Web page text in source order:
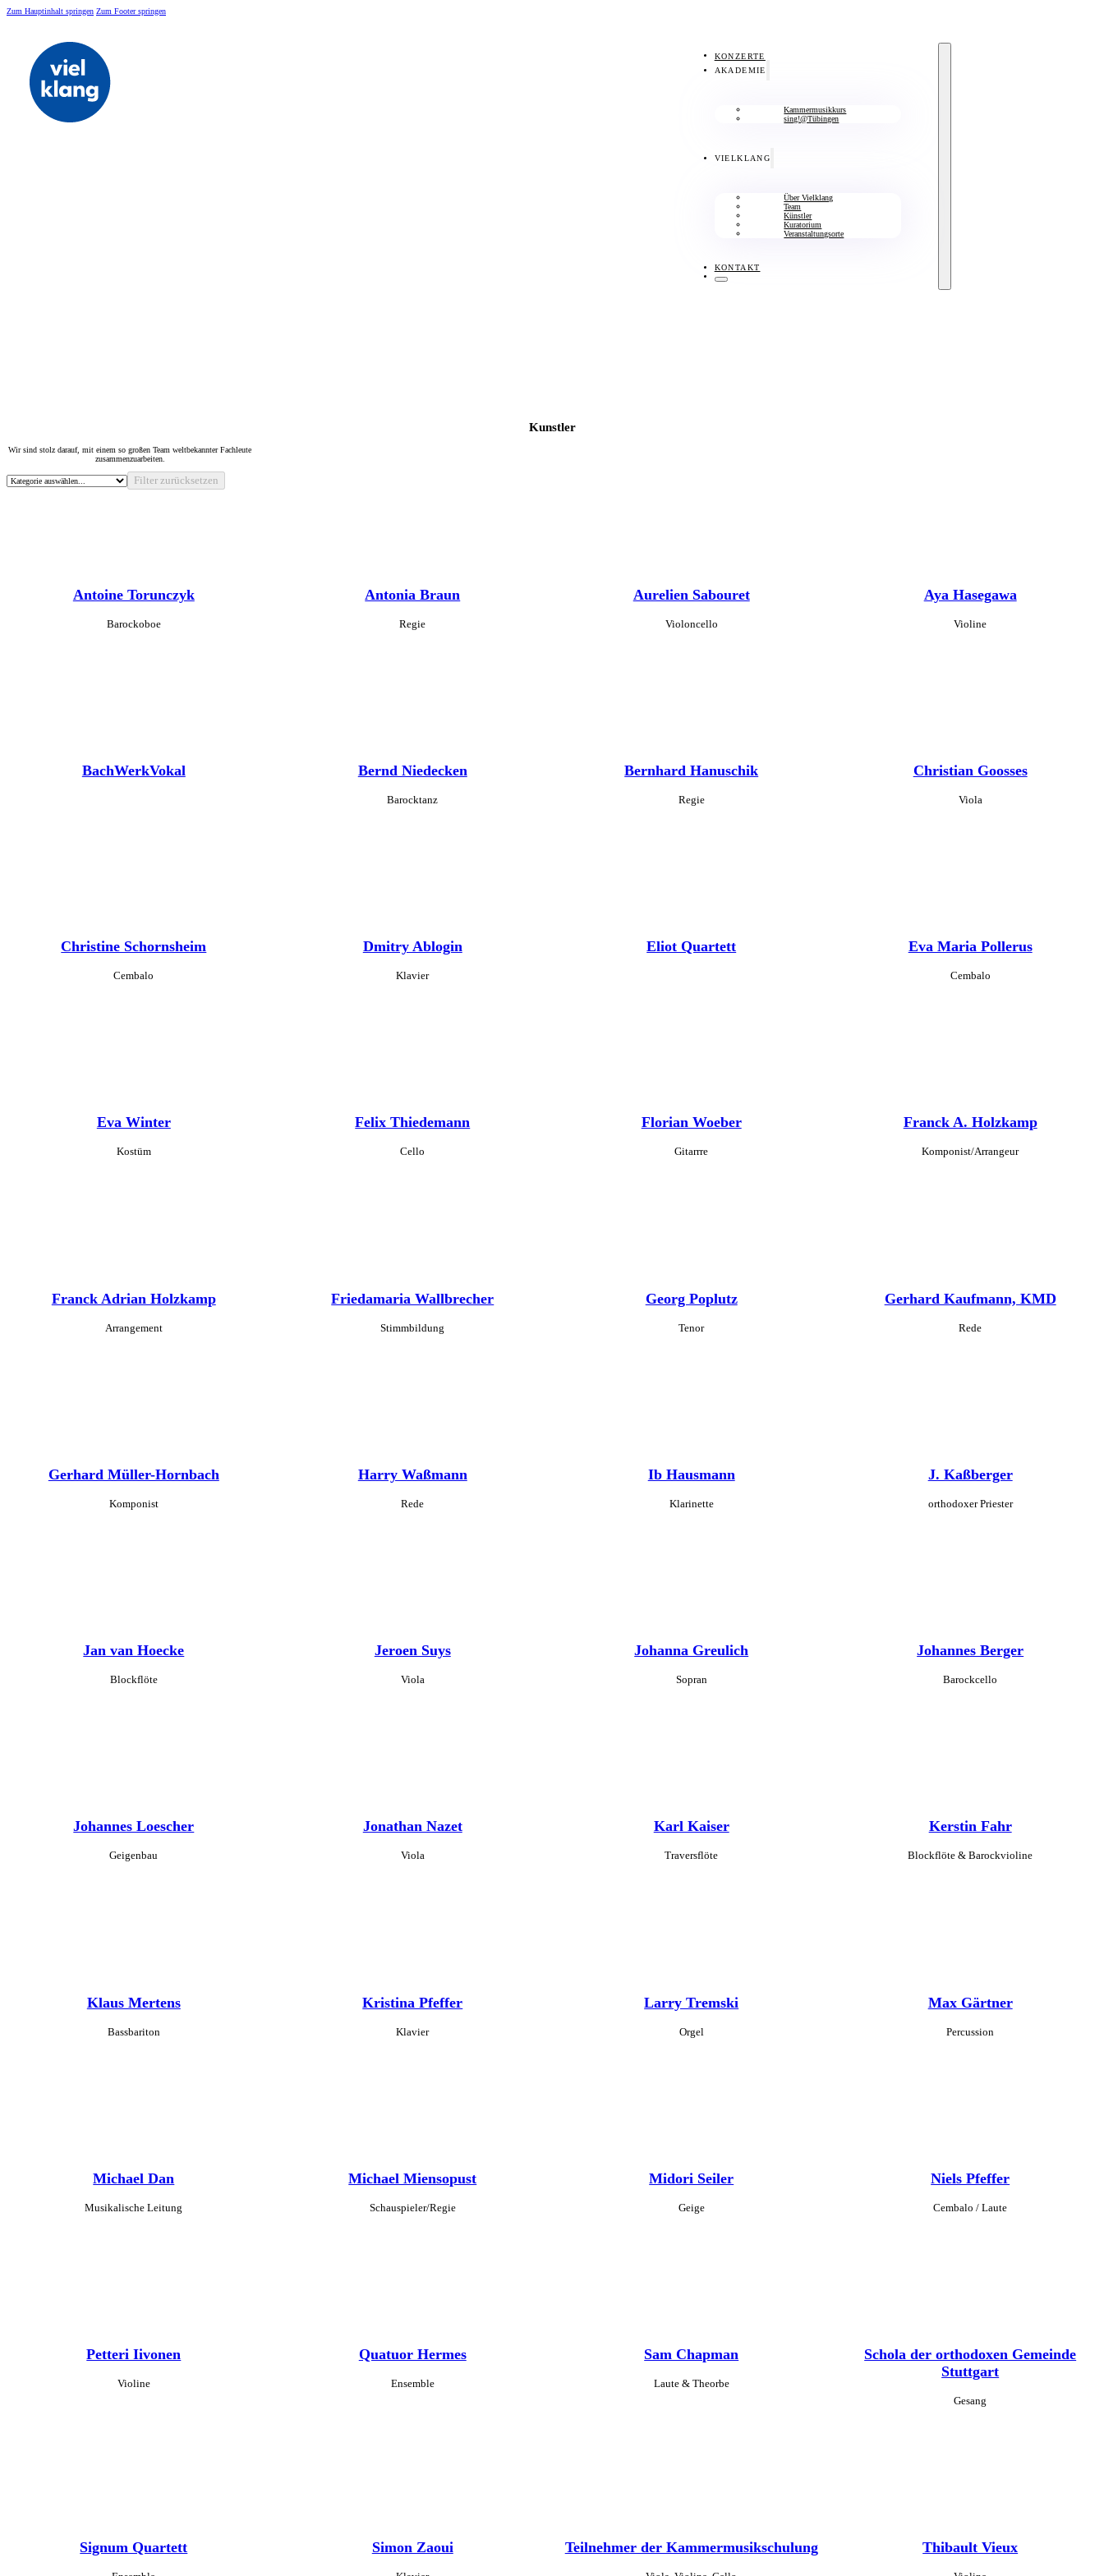
Zum Hauptinhalt springen Zum Footer springen
KONZERTE
AKADEMIE
Kammermusikkurs
sing!@Tübingen
VIELKLANG
Über Vielklang
Team
Künstler
Kuratorium
Veranstaltungsorte
KONTAKT
Kunstler
Wir sind stolz darauf, mit einem so großen Team weltbekannter Fachleute
zusammenzuarbeiten.
Filter zurücksetzen
Antoine Torunczyk
Barockoboe
Antonia Braun
Regie
Aurelien Sabouret
Violoncello
Aya Hasegawa
Violine
BachWerkVokal Bernd Niedecken
Barocktanz
Bernhard Hanuschik
Regie
Christian Goosses
Viola
Christine Schornsheim
Cembalo
Dmitry Ablogin
Klavier
Eliot Quartett Eva Maria Pollerus
Cembalo
Eva Winter
Kostüm
Felix Thiedemann
Cello
Florian Woeber
Gitarrre
Franck A. Holzkamp
Komponist/Arrangeur
Franck Adrian Holzkamp
Arrangement
Friedamaria Wallbrecher
Stimmbildung
Georg Poplutz
Tenor
Gerhard Kaufmann, KMD
Rede
Gerhard Müller-Hornbach
Komponist
Harry Waßmann
Rede
Ib Hausmann
Klarinette
J. Kaßberger
orthodoxer Priester
Jan van Hoecke
Blockflöte
Jeroen Suys
Viola
Johanna Greulich
Sopran
Johannes Berger
Barockcello
Johannes Loescher
Geigenbau
Jonathan Nazet
Viola
Karl Kaiser
Traversflöte
Kerstin Fahr
Blockflöte & Barockvioline
Klaus Mertens
Bassbariton
Kristina Pfeffer
Klavier
Larry Tremski
Orgel
Max Gärtner
Percussion
Michael Dan
Musikalische Leitung
Michael Miensopust
Schauspieler/Regie
Midori Seiler
Geige
Niels Pfeffer
Cembalo / Laute
Petteri Iivonen
Violine
Quatuor Hermes
Ensemble
Sam Chapman
Laute & Theorbe
Schola der orthodoxen Gemeinde
Stuttgart
Gesang
Signum Quartett Simon Zaoui Teilnehmer der Kammermusikschulung Thibault Vieux